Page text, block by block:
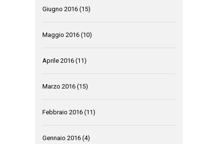
Giugno 2016 (15)
Maggio 2016 (10)
Aprile 2016 (11)
Marzo 2016 (15)
Febbraio 2016 (11)
Gennaio 2016 (4)